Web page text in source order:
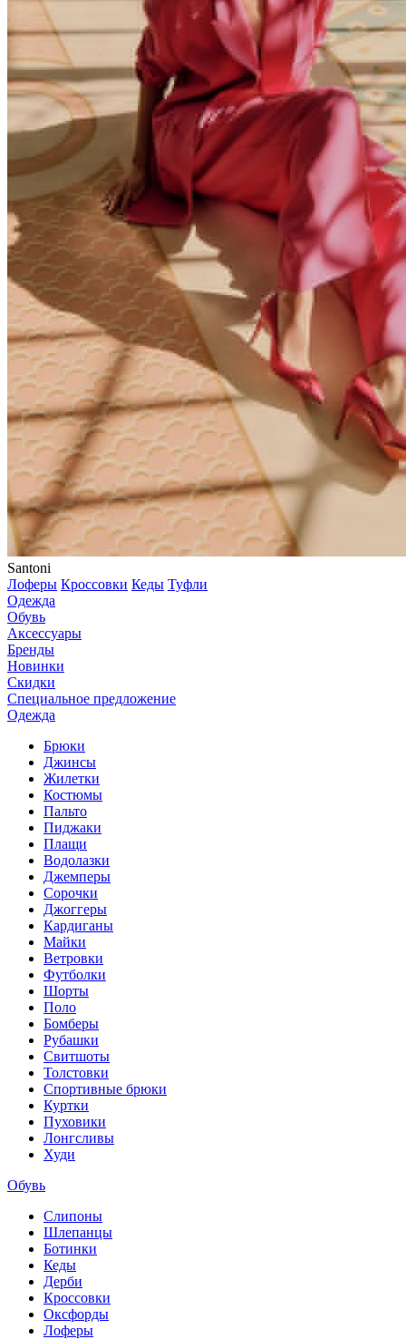
Santoni
Лоферы Кроссовки Кеды Туфли
Одежда
Обувь
Аксессуары
Бренды
Новинки
Скидки
Специальное предложение
Одежда
Брюки
Джинсы
Жилетки
Костюмы
Пальто
Пиджаки
Плащи
Водолазки
Джемперы
Сорочки
Джоггеры
Кардиганы
Майки
Ветровки
Футболки
Шорты
Поло
Бомберы
Рубашки
Свитшоты
Толстовки
Спортивные брюки
Куртки
Пуховики
Лонгсливы
Худи
Обувь
Слипоны
Шлепанцы
Ботинки
Кеды
Дерби
Кроссовки
Оксфорды
Лоферы